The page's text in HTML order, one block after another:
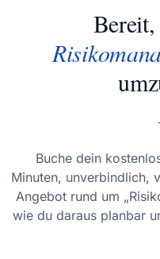
Buche dein
Minuten, unverbindlich,
Angebot rund um
wie du daraus planbar